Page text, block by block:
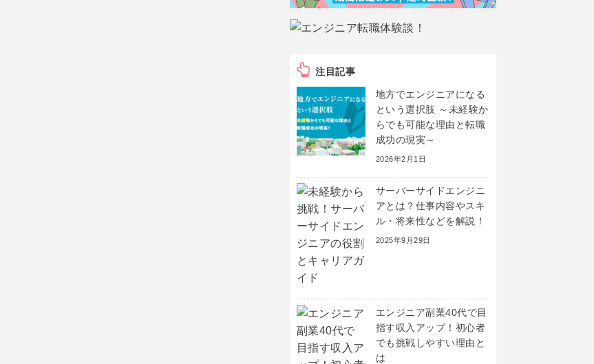
注目記事
地方でエンジニアになる
という選択肢 ～未経験か
らでも可能な理由と転職
成功の現実～
2026年2月1日
サーバーサイドエンジニ
アとは？仕事内容やスキ
ル・将来性などを解説！
2025年9月29日
エンジニア副業40代で目
指す収入アップ！初心者
でも挑戦しやすい理由と
は